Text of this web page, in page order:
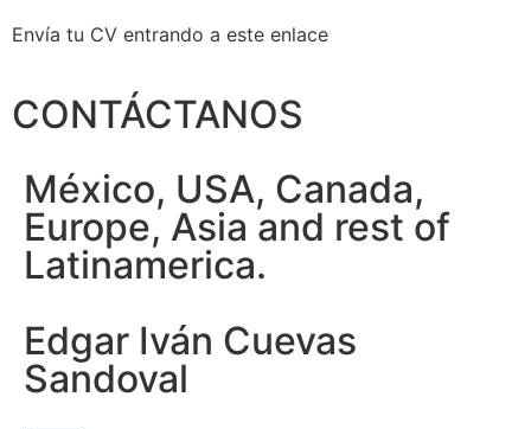
Envía tu CV entrando a este enlace
CONTÁCTANOS
México, USA, Canada,
Europe, Asia and rest of
Latinamerica.
Edgar Iván Cuevas
Sandoval